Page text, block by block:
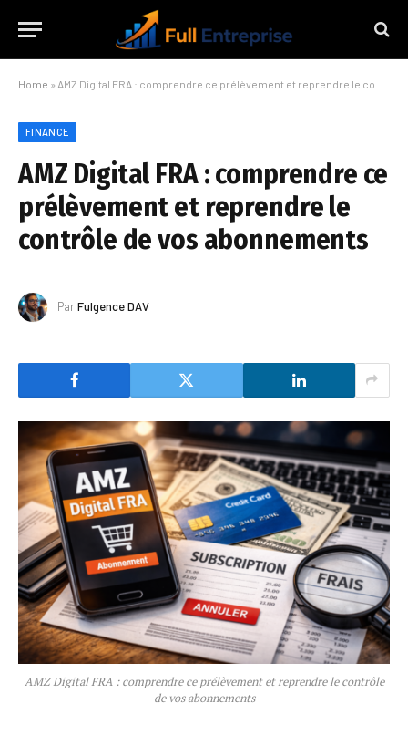
Home » AMZ Digital FRA : comprendre ce prélèvement et reprendre le contrôle de vos abonnements
FINANCE
AMZ Digital FRA : comprendre ce
prélèvement et reprendre le
contrôle de vos abonnements
ParFulgence DAV
AMZ Digital FRA : comprendre ce prélèvement et reprendre le contrôle
de vos abonnements